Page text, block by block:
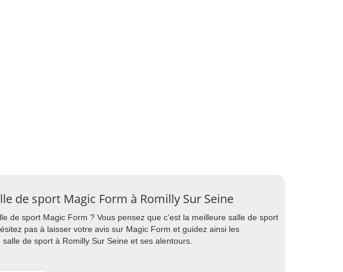
de sport Magic Form à Romilly Sur Seine
de sport Magic Form ? Vous pensez que c'est la meilleure salle de sport
pas à laisser votre avis sur Magic Form et guidez ainsi les
de sport à Romilly Sur Seine et ses alentours.